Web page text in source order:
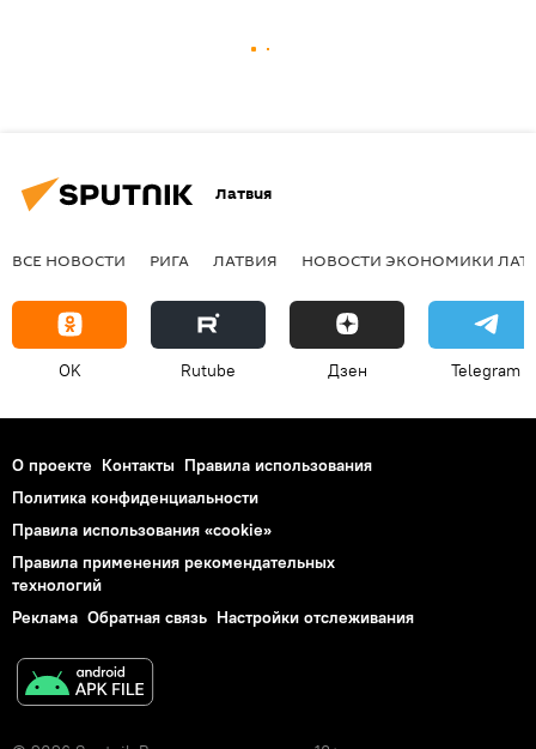
Латвия
ВСЕ НОВОСТИ РИГА ЛАТВИЯ НОВОСТИ ЭКОНОМИКИ
OK Rutube Дзен Telegram
О проекте Контакты Правила использования
Политика конфиденциальности
Правила использования «cookie»
Правила применения рекомендательных
технологий
Реклама Обратная связь Настройки отслеживания